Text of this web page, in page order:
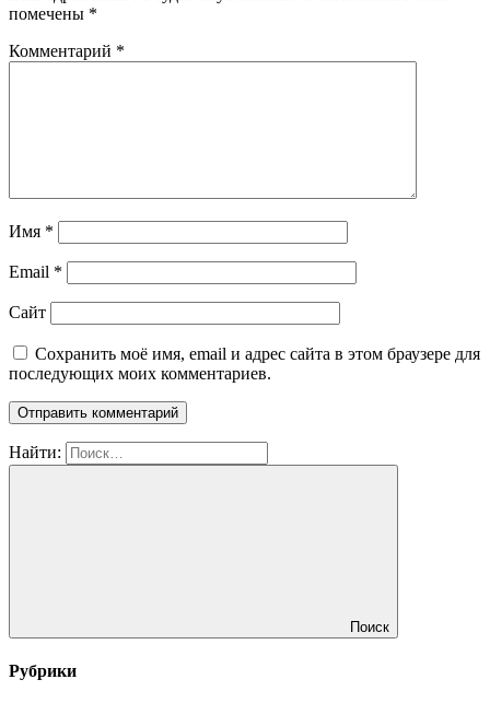
помечены *
Комментарий *
Имя *
Email *
Сайт
Сохранить моё имя, email и адрес сайта в этом браузере для
последующих моих комментариев.
Найти:
Поиск
Рубрики